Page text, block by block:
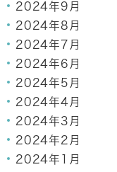
2024年9月
2024年8月
2024年7月
2024年6月
2024年5月
2024年4月
2024年3月
2024年2月
2024年1月